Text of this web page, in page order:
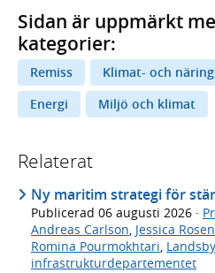
Sidan är uppmärkt
kategorier:
Remiss
Klimat- och
Energi
Miljö och klimat
Relaterat
Ny maritim strategi för
Publicerad 06 augusti 2026 ·
Andreas Carlson, Jessica
Romina Pourmokhtari,
infrastrukturdepartementet